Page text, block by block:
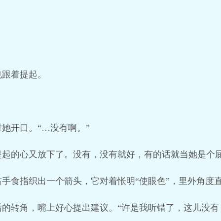
着提起。
开口。“…没有啊。”
的心又放下了。没有，没有就好，有的话就当她是个
食指织出一个箭头，它对着怅明“使眼色”，里外角度
转角，嘴上好心提出建议。“许是我听错了，这儿没